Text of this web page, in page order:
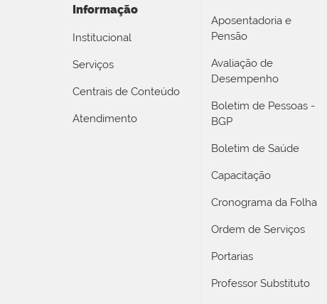
Informação
Institucional
Serviços
Centrais de Conteúdo
Atendimento
Aposentadoria e
Pensão
Avaliação de
Desempenho
Boletim de Pessoas -
BGP
Boletim de Saúde
Capacitação
Cronograma da Folha
Ordem de Serviços
Portarias
Professor Substituto